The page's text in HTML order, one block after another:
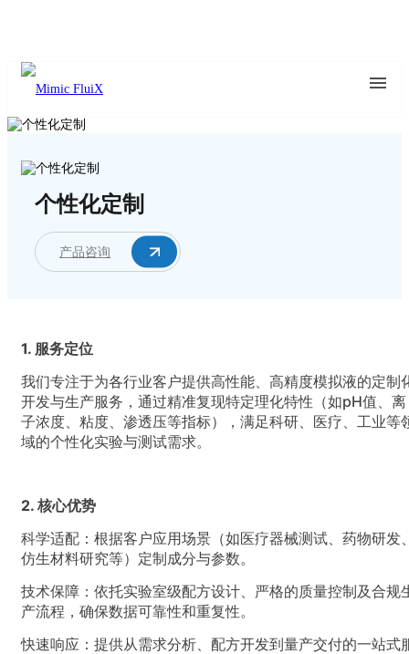
个性化定制
产品咨询
1. 服务定位
我们专注于为各行业客户提供高性能、高精度模拟液的定制
开发与生产服务，通过精准复现特定理化特性（如pH值、离
子浓度、粘度、渗透压等指标），满足科研、医疗、工业等
域的个性化实验与测试需求。
2. 核心优势
科学适配：根据客户应用场景（如医疗器械测试、药物研发
仿生材料研究等）定制成分与参数。
技术保障：依托实验室级配方设计、严格的质量控制及合规
产流程，确保数据可靠性和重复性。
快速响应：提供从需求分析、配方开发到量产交付的一站式